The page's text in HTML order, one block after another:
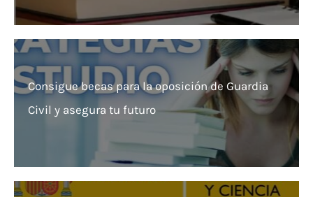
Consigue becas para la oposición de Guardia
Civil y asegura tu futuro